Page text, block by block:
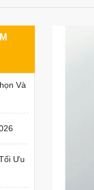
Và
Ưu